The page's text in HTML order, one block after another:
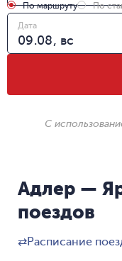
По маршруту По
Дата
С
Адлер —
поездов
⇄Расписание